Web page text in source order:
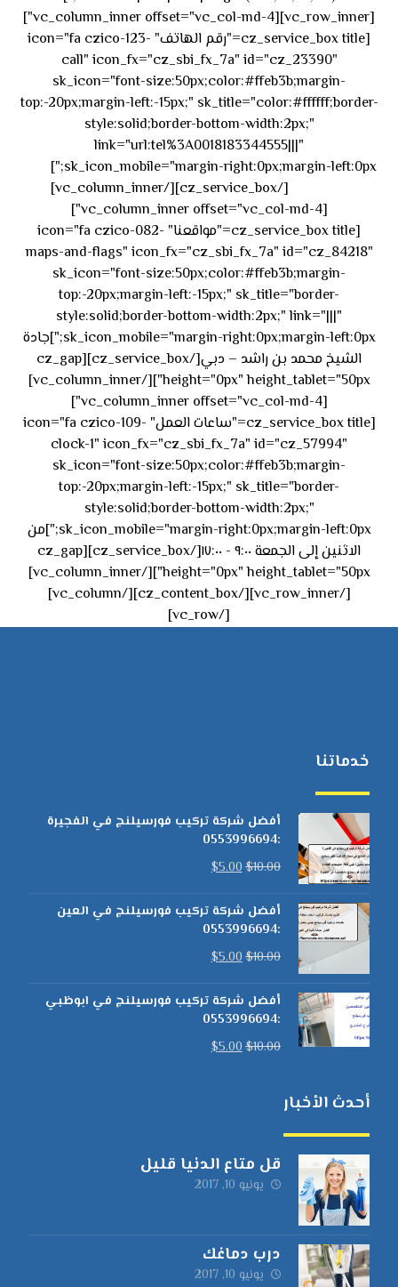
[vc_row_inner][vc_column_inner offset="vc_col-md-4"]
[cz_service_box title="رقم الهاتف" icon="fa czico-123-
call" icon_fx="cz_sbi_fx_7a" id="cz_23390"
sk_icon="font-size:50px;color:#ffeb3b;margin-
top:-20px;margin-left:-15px;" sk_title="color:#ffffff;border-
style:solid;border-bottom-width:2px;"
link="url:tel%3A0018183344555|||"
sk_icon_mobile="margin-right:0px;margin-left:0px;"]
[/cz_service_box][/vc_column_inner]
[vc_column_inner offset="vc_col-md-4"]
[cz_service_box title="مواقعنا" icon="fa czico-082-
maps-and-flags" icon_fx="cz_sbi_fx_7a" id="cz_84218"
sk_icon="font-size:50px;color:#ffeb3b;margin-
top:-20px;margin-left:-15px;" sk_title="border-
style:solid;border-bottom-width:2px;" link="|||"
sk_icon_mobile="margin-right:0px;margin-left:0px;"]جادة
الشيخ محمد بن راشد – دبي[/cz_service_box][cz_gap
height="0px" height_tablet="50px"][/vc_column_inner]
[vc_column_inner offset="vc_col-md-4"]
[cz_service_box title="ساعات العمل" icon="fa czico-109-
clock-1" icon_fx="cz_sbi_fx_7a" id="cz_57994"
sk_icon="font-size:50px;color:#ffeb3b;margin-
top:-20px;margin-left:-15px;" sk_title="border-
style:solid;border-bottom-width:2px;"
sk_icon_mobile="margin-right:0px;margin-left:0px;"]من
الاثنين إلى الجمعة ٩:٠٠ - ١٧:٠٠[/cz_service_box][cz_gap
height="0px" height_tablet="50px"][/vc_column_inner]
[/vc_row_inner][/cz_content_box][/vc_column]
[/vc_row]
خدماتنا
أفضل شركة تركيب فورسيلنج في الفجيرة
:0553996694
$10.00
$5.00
أفضل شركة تركيب فورسيلنج في العين
:0553996694
$10.00
$5.00
أفضل شركة تركيب فورسيلنج في ابوظبي
:0553996694
$10.00
$5.00
أحدث الأخبار
قل متاع الدنيا قليل
يونيو 10, 2017
درب دماغك
يونيو 10, 2017